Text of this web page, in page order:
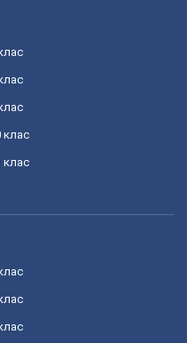
клас
клас